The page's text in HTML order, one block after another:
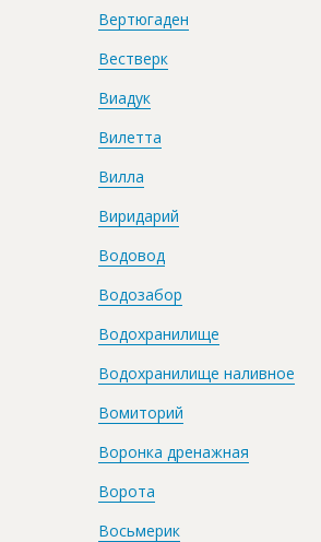
Вертюгаден
Вестверк
Виадук
Вилетта
Вилла
Виридарий
Водовод
Водозабор
Водохранилище
Водохранилище наливное
Вомиторий
Воронка дренажная
Ворота
Восьмерик